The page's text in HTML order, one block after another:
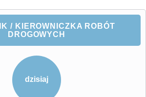
/ KIEROWNICZKA ROBÓT
DROGOWYCH
dzisiaj